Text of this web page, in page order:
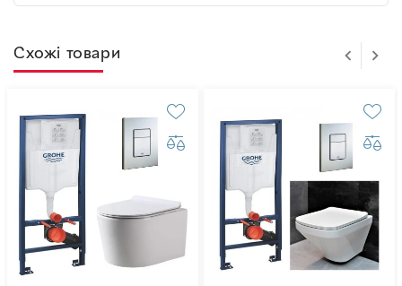
Схожі товари